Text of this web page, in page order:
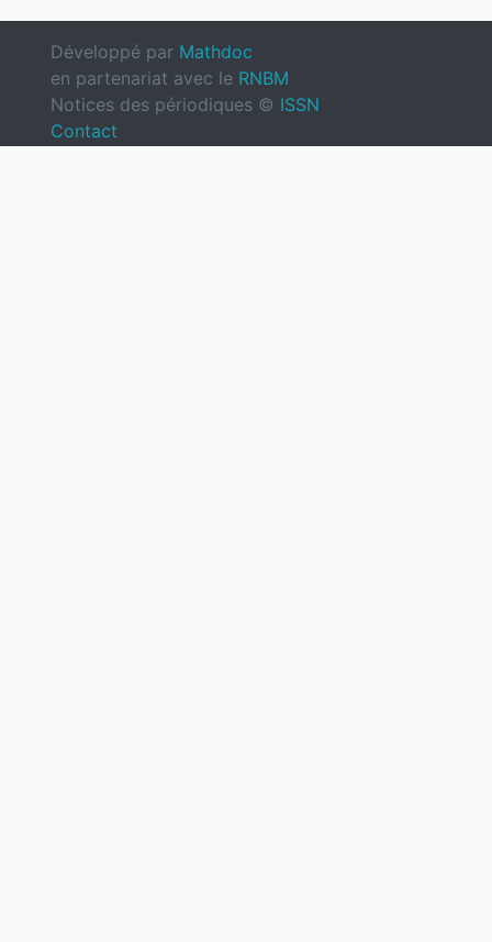
Développé par Mathdoc
en partenariat avec le RNBM
Notices des périodiques © ISSN
Contact